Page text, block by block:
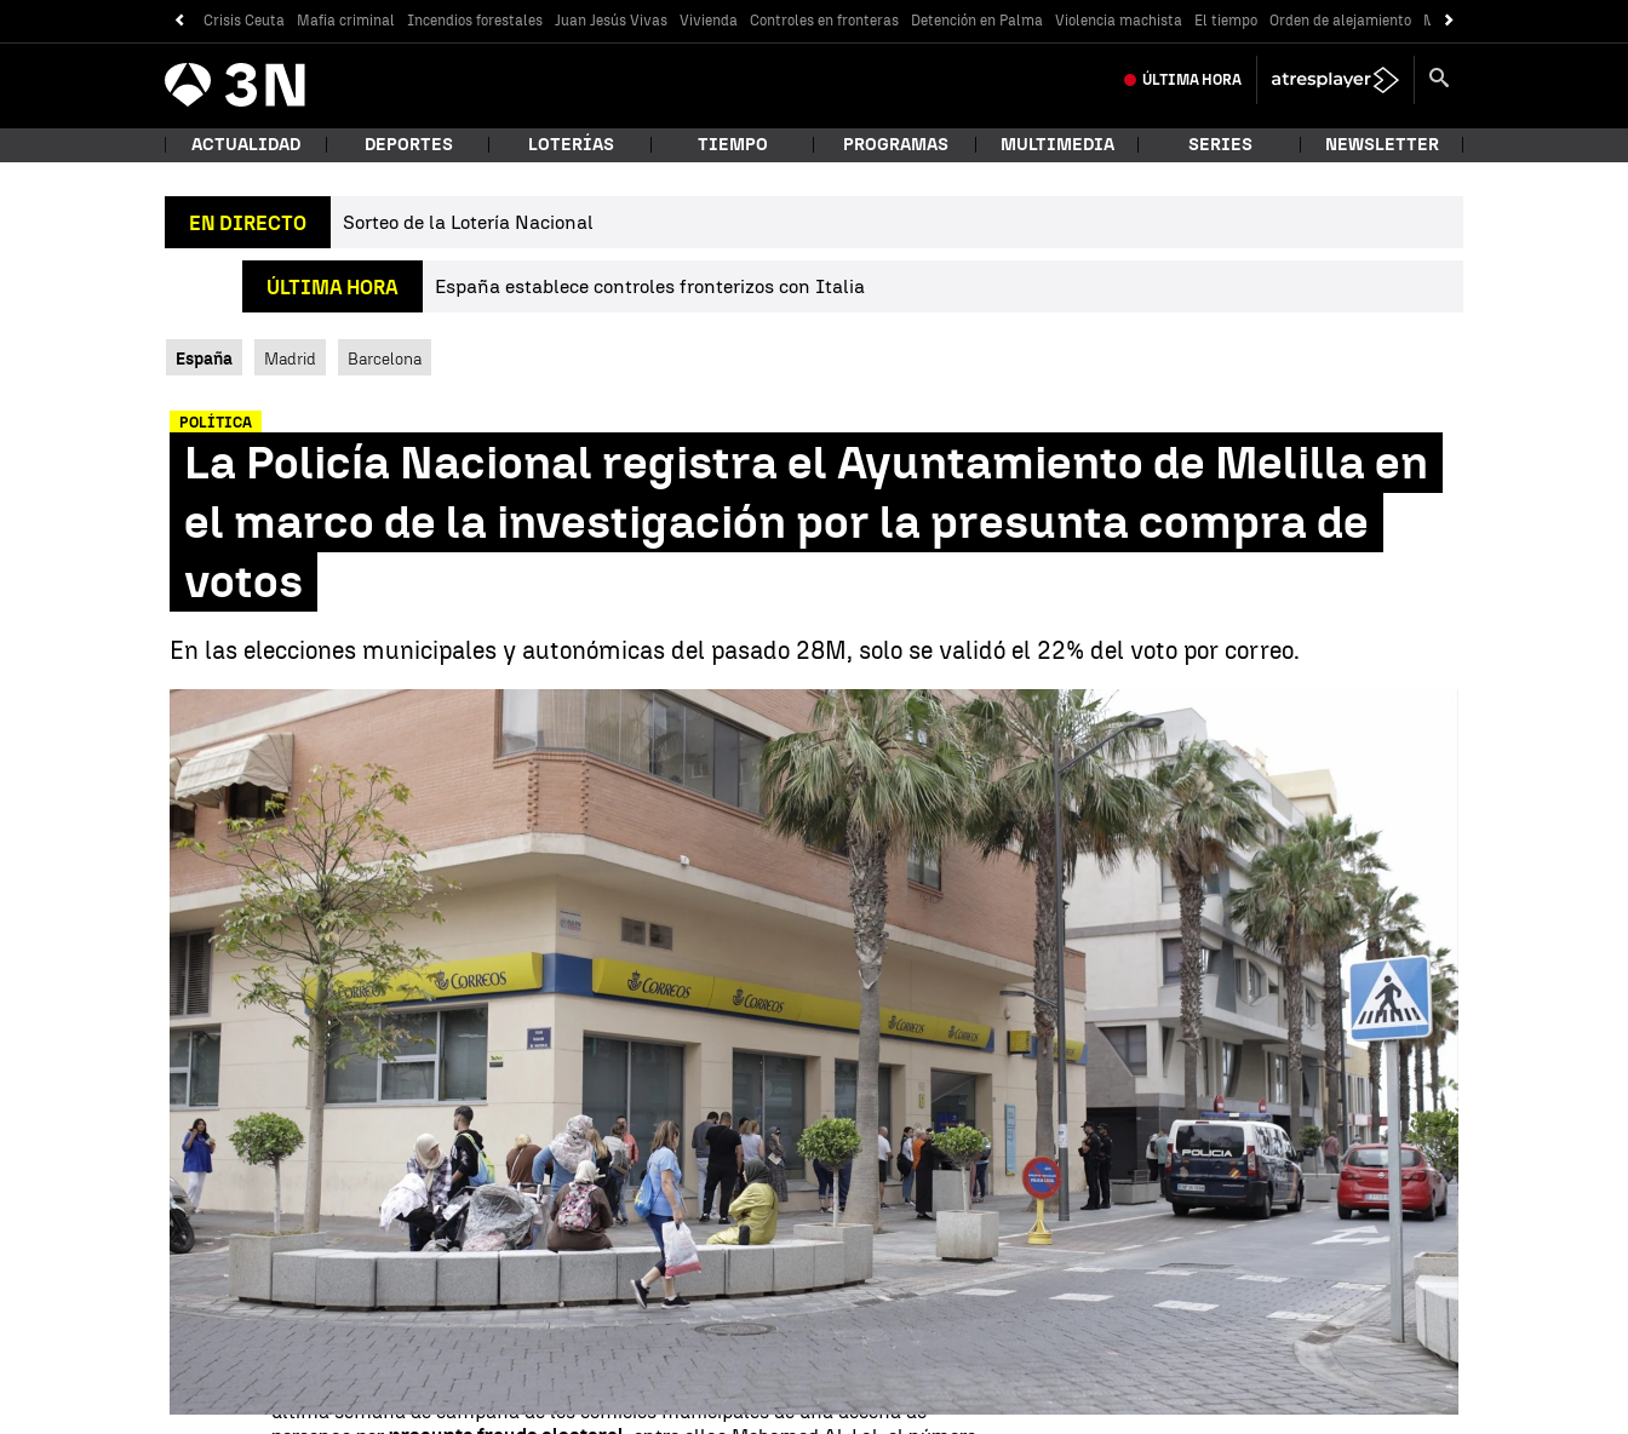
Crisis Ceuta Mafia criminal Incendios forestales Juan Jesús Vivas Vivienda Controles en fronteras Detención en Palma Violencia machista El tiempo Orden de alejamiento Messi
Antena
3 Noticias ÚLTIMA HORA
¿Qué estás buscando?
Buscar
ACTUALIDAD DEPORTES LOTERÍAS TIEMPO PROGRAMAS MULTIMEDIA SERIES NEWSLETTER
EN DIRECTO Sorteo de la Lotería Nacional
ÚLTIMA HORA España establece controles fronterizos con Italia
España Madrid Barcelona
POLÍTICA
La Policía Nacional registra el Ayuntamiento de Melilla en
el marco de la investigación por la presunta compra de
votos
En las elecciones municipales y autonómicas del pasado 28M, solo se validó el 22% del voto por correo.
Registros en Melilla por la presunta compra de votos por correo |
Jorge Martínez
Actualizado:09 de junio de 2023, 16:02
Publicado:
09 de junio de 2023, 11:18
WhatsappFacebook
X Linkedin
Este viernes se registran varios despachos oficiales del Ayuntamiento de la
ciudad autónoma de Melilla dentro de la investigación acerca de la presunta
compra de votos en las elecciones municipales del pasado 28 de mayo, han
informado a Europa Press fuentes policiales. El supuesto
fraude electoraldel
voto por correo
marcó la última fase de la campaña de laselecciones
municipales y autonómicas del 28M,lo que abrió la veda a que surgieran otros
casos similares, a menor escala, en diferentes localidades de España.
La operación, bajo secreto de sumario, guarda relación con la detención en la
última semana de campaña de los comicios municipales de una decena de